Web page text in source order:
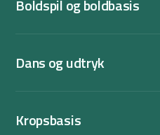
Boldspil og boldbasis
Dans og udtryk
Kropsbasis